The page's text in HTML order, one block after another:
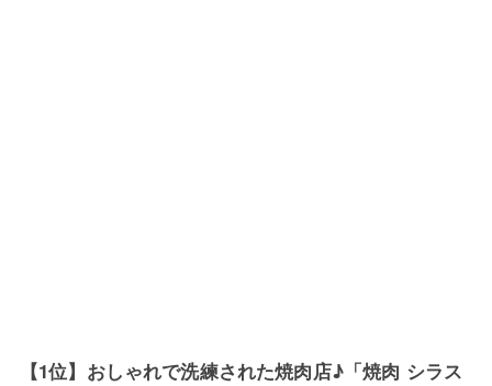
【1位】おしゃれで洗練された焼肉店♪「焼肉 シラス